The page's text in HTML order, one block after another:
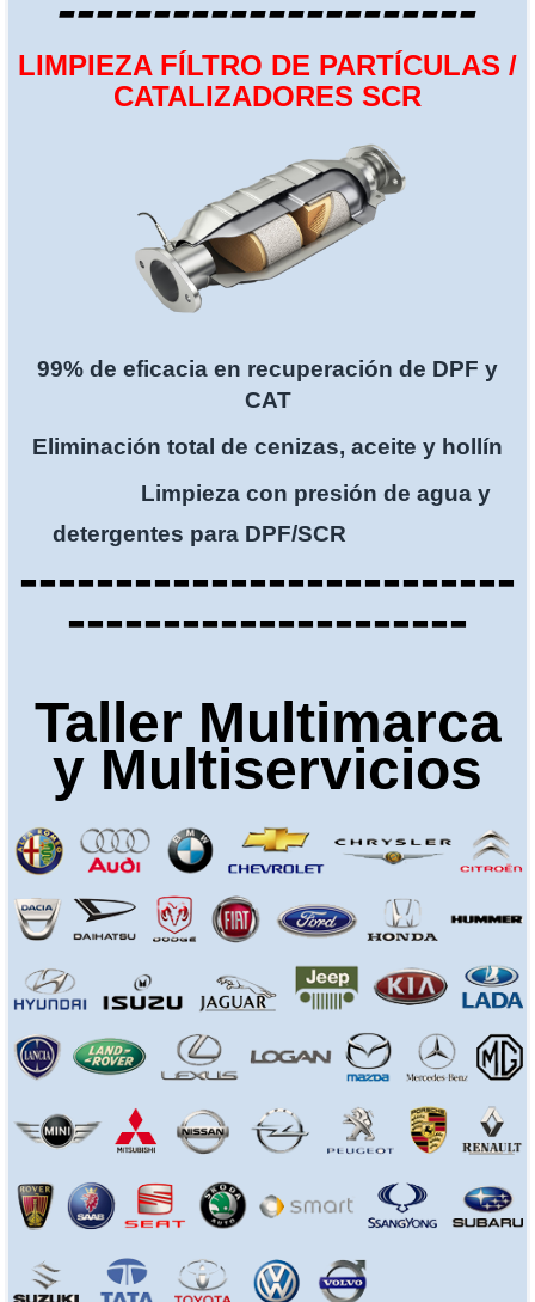
LIMPIEZA FÍLTRO DE PARTÍCULAS /
CATALIZADORES SCR
99% de eficacia en recuperación de DPF y
CAT
Eliminación total de cenizas, aceite y hollín
Limpieza con presión de agua y
detergentes para DPF/SCR
--------------------------
---------------------
Taller Multimarca
y Multiservicios